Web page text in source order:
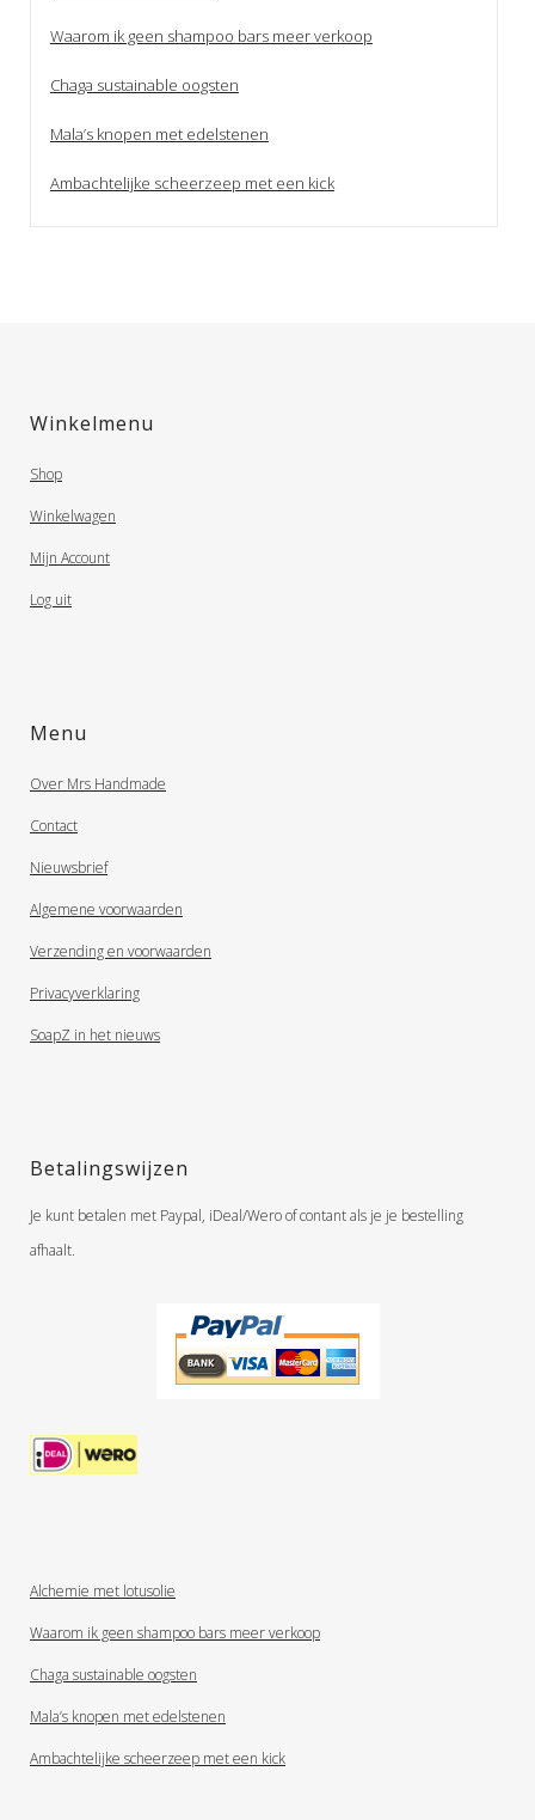
Waarom ik geen shampoo bars meer verkoop
Chaga sustainable oogsten
Mala’s knopen met edelstenen
Ambachtelijke scheerzeep met een kick
Winkelmenu
Shop
Winkelwagen
Mijn Account
Log uit
Menu
Over Mrs Handmade
Contact
Nieuwsbrief
Algemene voorwaarden
Verzending en voorwaarden
Privacyverklaring
SoapZ in het nieuws
Betalingswijzen
Je kunt betalen met Paypal, iDeal/Wero of contant als je je bestelling
afhaalt.
Alchemie met lotusolie
Waarom ik geen shampoo bars meer verkoop
Chaga sustainable oogsten
Mala’s knopen met edelstenen
Ambachtelijke scheerzeep met een kick